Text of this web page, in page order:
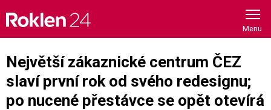
content
Největší zákaznické centrum ČEZ
slaví první rok od svého redesignu;
po nucené přestávce se opět otevírá